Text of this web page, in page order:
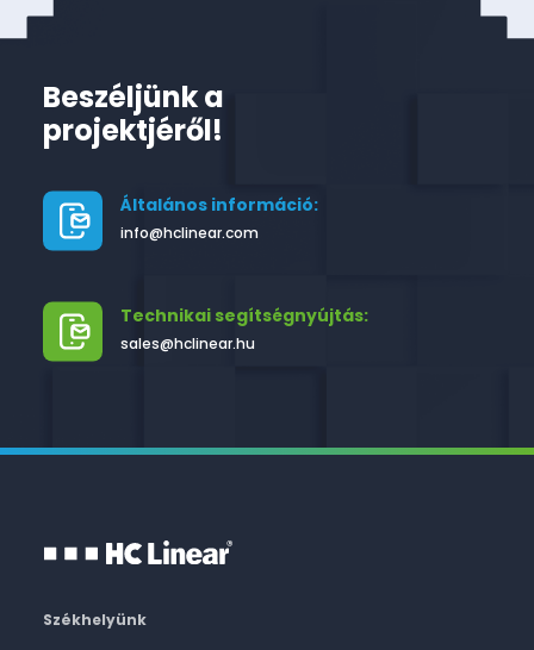
Beszéljünk a
projektjéről!
Általános információ:
info@hclinear.com
Technikai segítségnyújtás:
sales@hclinear.hu
Székhelyünk